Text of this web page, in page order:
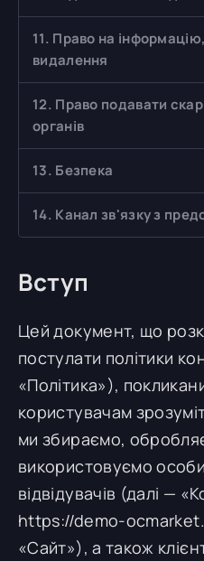
11. Право на
видалення
12. Право подавати
органів
13. Безпека
14. Канал зв'язку з
Вступ
Цей документ, що
постулати політики
«Політика»),
користувачам
ми збираємо,
використовуємо
відвідувачів (далі —
https://demo-
«Сайт»), а також